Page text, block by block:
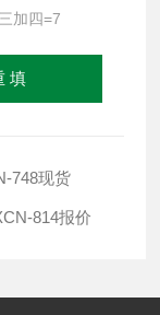
加四=7
748现货
814报价